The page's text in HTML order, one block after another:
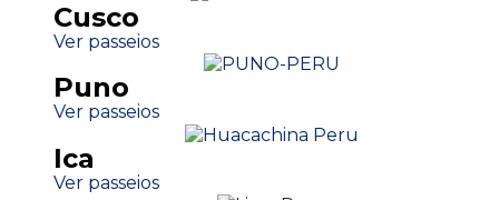
Cusco
Ver passeios
Puno
Ver passeios
Ica
Ver passeios